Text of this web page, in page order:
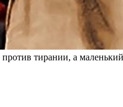
тирании, а